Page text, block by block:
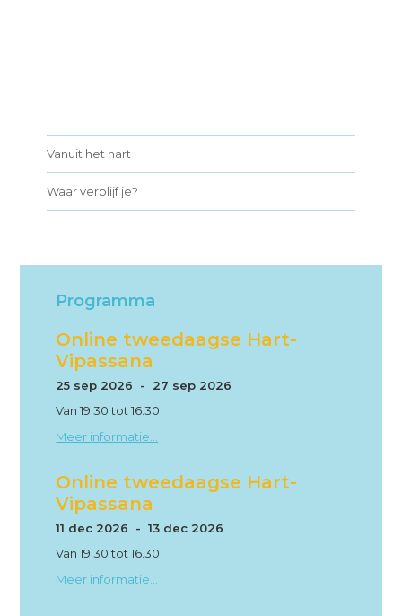
Sidebar
Vanuit het hart
Waar verblijf je?
Programma
Online tweedaagse Hart-
Vipassana
25 sep 2026 - 27 sep 2026
Van 19.30 tot 16.30
Meer informatie...
Online tweedaagse Hart-
Vipassana
11 dec 2026 - 13 dec 2026
Van 19.30 tot 16.30
Meer informatie...